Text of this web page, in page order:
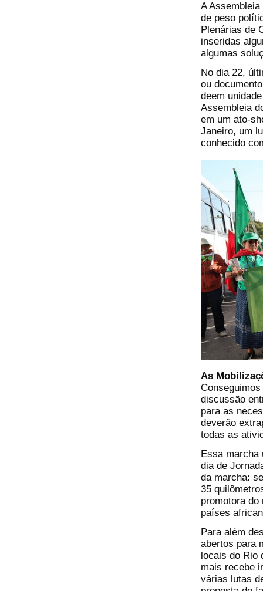
A
de peso
Plenárias de
inseridas
algumas
No dia 22,
ou
deem
Assembleia
em um ato-
Janeiro, um
conhecido
As
discussão
para as
deverão
todas as
Essa marcha
dia de
da marcha:
35
promotora do
países
Para além
abertos para
locais do Rio
mais recebe
várias lutas